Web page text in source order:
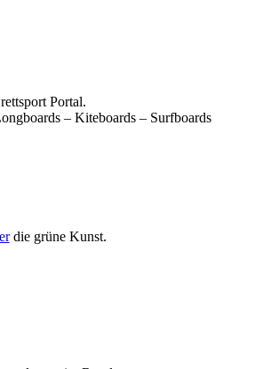
Portal.
– Kiteboards – Surfboards
die grüne Kunst.